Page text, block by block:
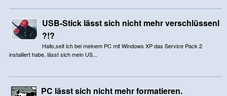
USB-Stick lässt sich nicht mehr verschlüssenl
?!?
Hallo,seit ich bei meinem PC mit Windows XP das Service Pack 2
installiert habe, lässt sich mein US...
PC lässt sich nicht mehr formatieren.